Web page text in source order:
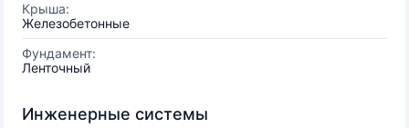
Крыша:
Железобетонные
Фундамент:
Ленточный
Инженерные системы